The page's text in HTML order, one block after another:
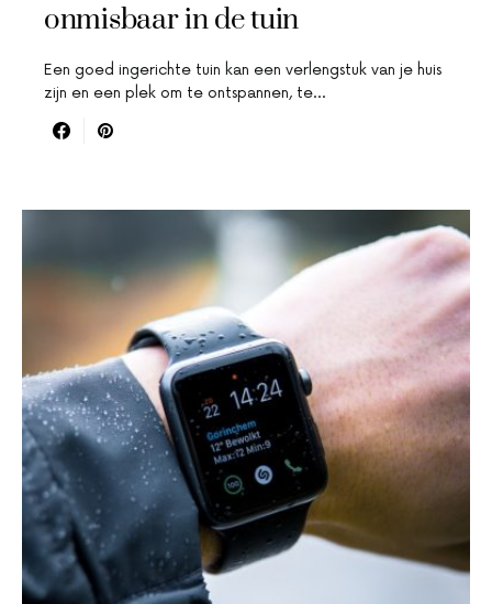
onmisbaar in de tuin
Een goed ingerichte tuin kan een verlengstuk van je huis
zijn en een plek om te ontspannen, te…